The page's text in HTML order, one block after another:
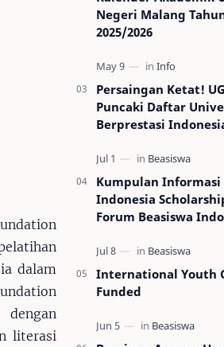
dalam
dengan
literasi
Negeri Malang
2025/2026
Persaingan Ketat!
Puncaki Daftar
Berprestasi
Kumpulan Informasi
Indonesia
Forum Beasiswa
International Youth
Funded